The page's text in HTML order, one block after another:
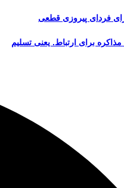
فردای پیروزی قطعی
برای ارتباط. یعنی تسلیم